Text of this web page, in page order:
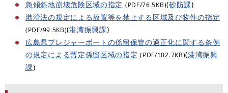
急傾斜地崩壊危険区域の指定 (PDF/76.5KB)(砂防課)
港湾法の規定による放置等を禁止する区域及び物件の指定
(PDF/99.5KB)(港湾振興課)
広島県プレジャーボートの係留保管の適正化に関する条例
の規定による暫定係留区域の指定 (PDF/102.7KB)(港湾振興
課)